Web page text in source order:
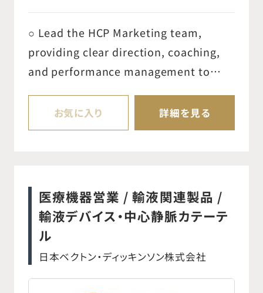
○ Lead the HCP Marketing team,
providing clear direction, coaching,
and performance management to
Develop an overall HCP Marketing
strategy and annual plans aligned
marketing initiatives in Japan,
ensuring strategic alignment, quality
execution, and cross‑functional
collaboration. ○ Plan and Develop
sales tools to help the sales team
communicate with the HCPs in an
お気に入り 詳細を見る
医療機器営業 / 輸液関連製品 /
輸液デバイス・中心静脈カテーテ
ル
日本ベクトン・ディッキンソン株式会社